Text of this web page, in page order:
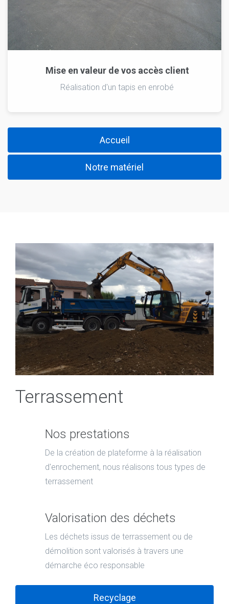
Mise en valeur de vos accès client
Réalisation d'un tapis en enrobé
Accueil
Notre matériel
Terrassement
Nos prestations
De la création de plateforme à la réalisation
d'enrochement, nous réalisons tous types de
terrassement
Valorisation des déchets
Les déchets issus de terrassement ou de
démolition sont valorisés à travers une
démarche éco responsable
Recyclage